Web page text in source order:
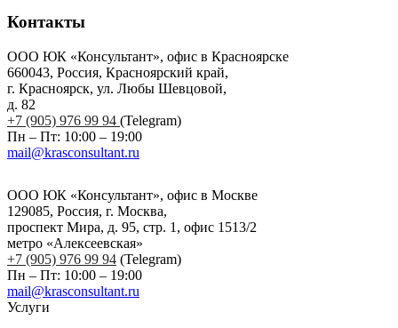
Контакты
ООО ЮК «Консультант», офис в Красноярске
660043, Россия, Красноярский край,
г. Красноярск, ул. Любы Шевцовой,
д. 82
+7 (905) 976 99 94 (Telegram)
Пн – Пт: 10:00 – 19:00
mail@krasconsultant.ru
ООО ЮК «Консультант», офис в Москве
129085, Россия, г. Москва,
проспект Мира, д. 95, стр. 1, офис 1513/2
метро «Алексеевская»
+7 (905) 976 99 94 (Telegram)
Пн – Пт: 10:00 – 19:00
mail@krasconsultant.ru
Услуги